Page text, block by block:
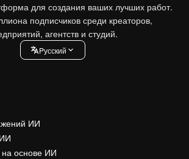
для создания ваших лучших работ.
подписчиков среди креаторов,
агентств и студий.
Pусский
ИИ
на основе ИИ